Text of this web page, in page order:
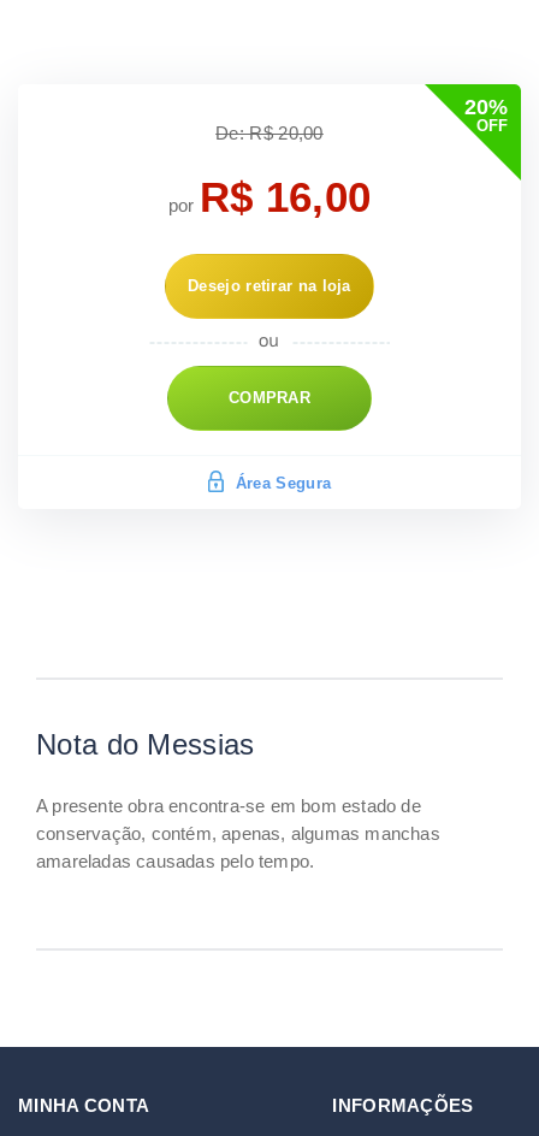
20%
OFF
De: R$ 20,00
por R$ 16,00
Desejo retirar na loja
COMPRAR
Área Segura
Nota do Messias
A presente obra encontra-se em bom estado de
conservação, contém, apenas, algumas manchas
amareladas causadas pelo tempo.
MINHA CONTA INFORMAÇÕES